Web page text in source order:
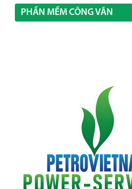
PHẦN MỀM CÔNG VĂN